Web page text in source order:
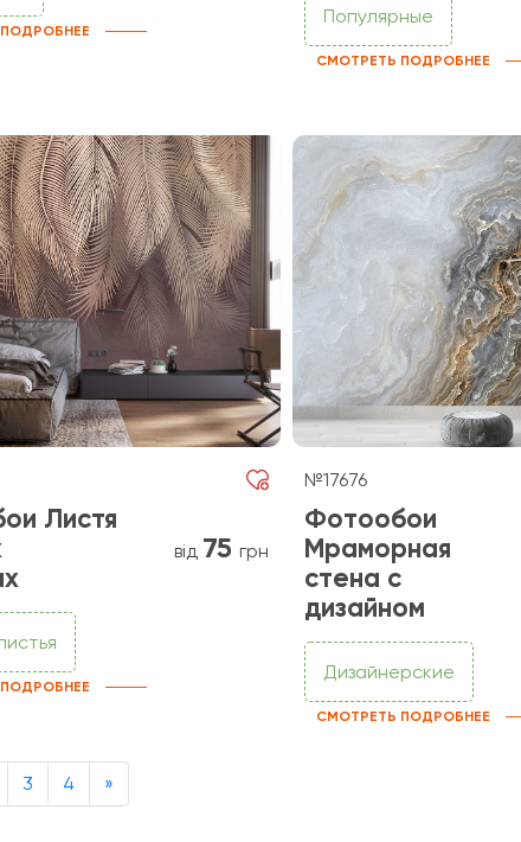
Популярные
СМОТРЕТЬ ПОДРОБНЕЕ
Листя
від 75 грн
№17676
Фотообои
Мраморная
стена с
дизайном
Дизайнерские
СМОТРЕТЬ ПОДРОБНЕЕ
3 4 »